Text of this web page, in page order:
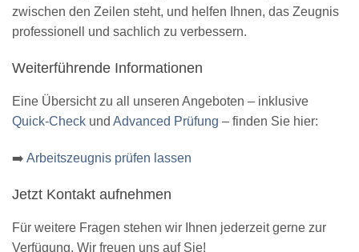
zwischen den Zeilen steht, und helfen Ihnen, das Zeugnis
professionell und sachlich zu verbessern.
Weiterführende Informationen
Eine Übersicht zu all unseren Angeboten – inklusive
Quick-Check und Advanced Prüfung – finden Sie hier:
➡️ Arbeitszeugnis prüfen lassen
Jetzt Kontakt aufnehmen
Für weitere Fragen stehen wir Ihnen jederzeit gerne zur
Verfügung. Wir freuen uns auf Sie!